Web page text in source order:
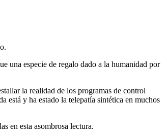
una especie de regalo dado a la humanidad por
la realidad de los programas de control
está y ha estado la telepatía sintética en muchos
en esta asombrosa lectura.